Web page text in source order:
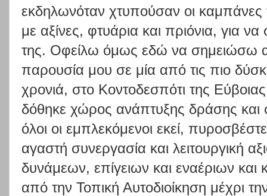
εκδηλωνόταν χτυπούσαν οι καμπάνες
με αξίνες, φτυάρια και πριόνια, για
της. Οφείλω όμως εδώ να σημειώσω
παρουσία μου σε μία από τις πιο
χρονιά, στο Κοντοδεσπότι της
δόθηκε χώρος ανάπτυξης δράσης
όλοι οι εμπλεκόμενοι εκεί,
αγαστή συνεργασία και λειτουργική
δυνάμεων, επίγειων και εναέριων
από την Τοπική Αυτοδιοίκηση μέχρι